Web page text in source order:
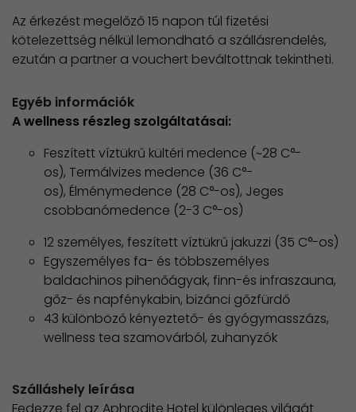
Az érkezést megelőző 15 napon túl fizetési
kötelezettség nélkül lemondható a szállásrendelés,
ezután a partner a vouchert beváltottnak tekintheti.
Egyéb információk
A wellness részleg szolgáltatásai:
Feszített víztükrű kültéri medence (~28 C°-
os), Termálvizes medence (36 C°-
os), Élménymedence (28 C°-os), Jeges
csobbanómedence (2-3 C°-os)
12 személyes, feszített víztükrű jakuzzi (35 C°-os)
Egyszemélyes fa- és többszemélyes
baldachinos pihenőágyak, finn-és infraszauna,
gőz- és napfénykabin, bizánci gőzfürdő
43 különböző kényeztető- és gyógymasszázs,
wellness tea szamovárból, zuhanyzók
Szálláshely leírása